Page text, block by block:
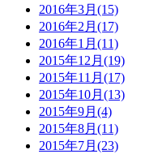
2016年3月(15)
2016年2月(17)
2016年1月(11)
2015年12月(19)
2015年11月(17)
2015年10月(13)
2015年9月(4)
2015年8月(11)
2015年7月(23)